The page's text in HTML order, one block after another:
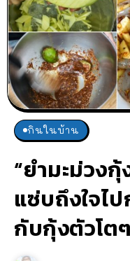
กินในบ้าน
“ยำมะม่วง
แซ่บถึงใจไ
กับกุ้งตัวโตๆ